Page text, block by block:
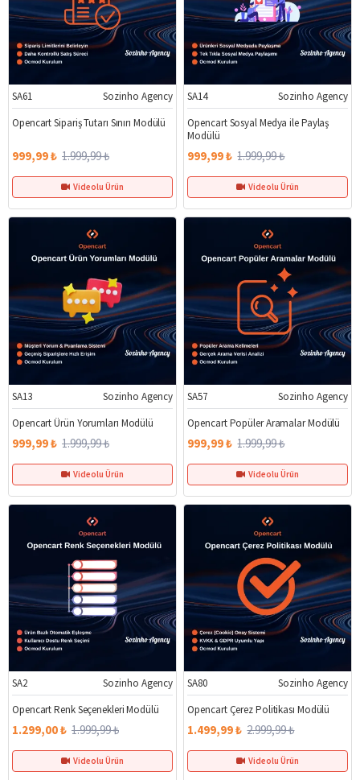
%50
SA61
Sozinho Agency
Opencart Sipariş Tutarı Sınırı Modülü
999,99 ₺ 1.999,99 ₺
Videolu Ürün
%50
SA14
Sozinho Agency
Opencart Sosyal Medya ile Paylaş
Modülü
999,99 ₺ 1.999,99 ₺
Videolu Ürün
%50
SA13
Sozinho Agency
Opencart Ürün Yorumları Modülü
999,99 ₺ 1.999,99 ₺
Videolu Ürün
%50
SA57
Sozinho Agency
Opencart Popüler Aramalar Modülü
999,99 ₺ 1.999,99 ₺
Videolu Ürün
%35
SA2
Sozinho Agency
Opencart Renk Seçenekleri Modülü
1.299,00 ₺ 1.999,99 ₺
Videolu Ürün
%50
SA80
Sozinho Agency
Opencart Çerez Politikası Modülü
1.499,99 ₺ 2.999,99 ₺
Videolu Ürün